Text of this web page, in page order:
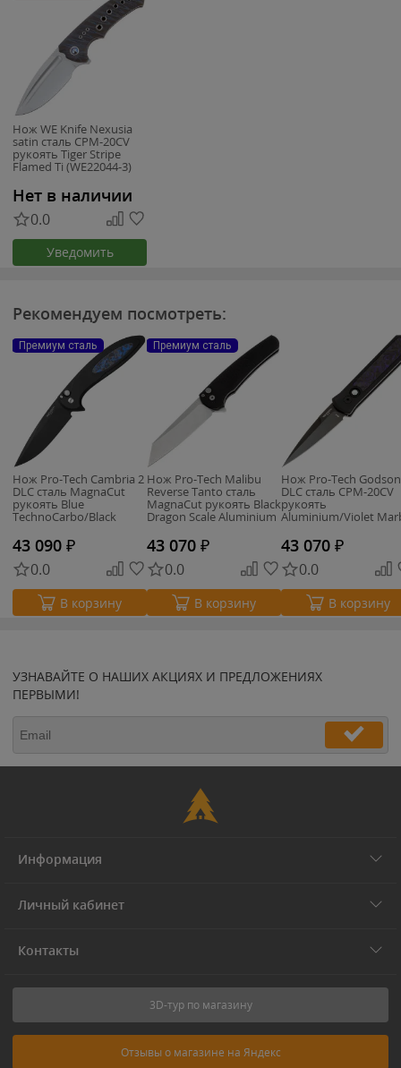
Нож WE Knife Nexusia
satin сталь CPM-20CV
рукоять Tiger Stripe
Flamed Ti (WE22044-3)
Нет в наличии
0.0
Уведомить
Рекомендуем посмотреть:
Премиум сталь
Нож Pro-Tech Cambria 2
DLC сталь MagnaCut
рукоять Blue
TechnoCarbo/Black
43 090 ₽
0.0
В корзину
Премиум сталь
Нож Pro-Tech Malibu
Reverse Tanto сталь
MagnaCut рукоять Black
Dragon Scale Aluminium
(5435)
43 070 ₽
0.0
В корзину
Нож Pro-Tech Godson
DLC сталь CPM-20CV
рукоять
Aluminium/Violet
43 070 ₽
0.0
В корзину
УЗНАВАЙТЕ О НАШИХ АКЦИЯХ И ПРЕДЛОЖЕНИЯХ
ПЕРВЫМИ!
Информация
Личный кабинет
Контакты
3D-тур по магазину
Отзывы о магазине на Яндекс